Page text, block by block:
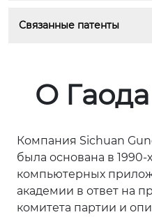
Связанные патенты
О
Компания Sichuan
была основана в 1990-
компьютерных
академии в ответ на
комитета партии и